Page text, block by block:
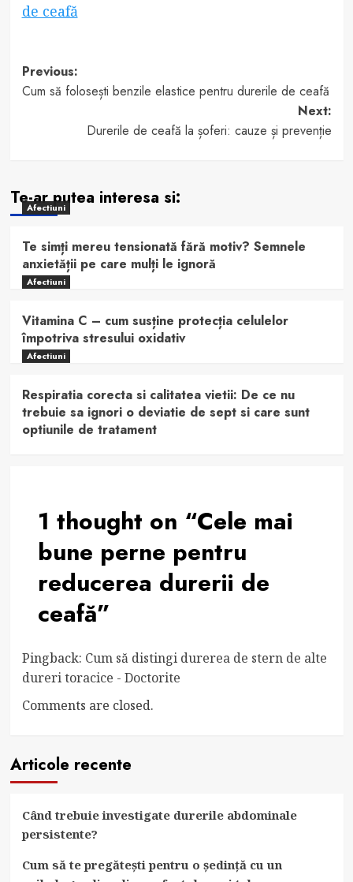
de ceafă
Post
navigation
Previous:
Cum să folosești benzile elastice pentru durerile de ceafă
Next:
Durerile de ceafă la șoferi: cauze și prevenție
Te-ar putea interesa si:
Afectiuni
Te simți mereu tensionată fără motiv? Semnele
anxietății pe care mulți le ignoră
Afectiuni
Vitamina C – cum susține protecția celulelor
împotriva stresului oxidativ
Afectiuni
Respiratia corecta si calitatea vietii: De ce nu
trebuie sa ignori o deviatie de sept si care sunt
optiunile de tratament
1 thought on “Cele mai
bune perne pentru
reducerea durerii de
ceafă”
Pingback: Cum să distingi durerea de stern de alte
dureri toracice - Doctorite
Comments are closed.
Articole recente
Când trebuie investigate durerile abdominale
persistente?
Cum să te pregătești pentru o ședință cu un